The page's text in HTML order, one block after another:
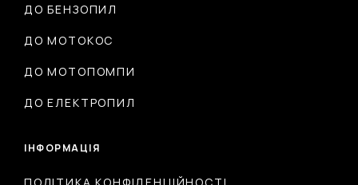
ДО БЕНЗОПИЛ
ДО МОТОКОС
ДО МОТОПОМПИ
ДО ЕЛЕКТРОПИЛ
ІНФОРМАЦІЯ